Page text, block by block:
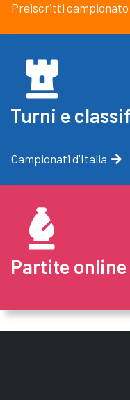
Preiscritti campionato
Turni e
Campionati d'Italia
Partite online